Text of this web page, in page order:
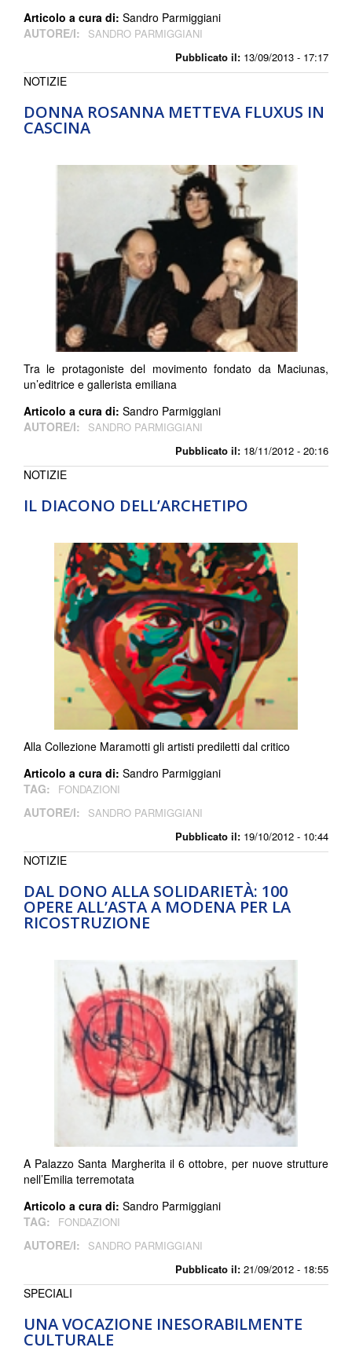
Pubblicato il: 13/09/2013 - 17:17
Articolo a cura di: Sandro Parmiggiani
AUTORE/I:
SANDRO PARMIGGIANI
DONNA ROSANNA METTEVA FLUXUS IN
CASCINA
Pubblicato il: 18/11/2012 - 20:16
NOTIZIE
Tra le protagoniste del movimento fondato da Maciunas,
un’editrice e gallerista emiliana
Articolo a cura di: Sandro Parmiggiani
AUTORE/I:
SANDRO PARMIGGIANI
IL DIACONO DELL’ARCHETIPO
Pubblicato il: 19/10/2012 - 10:44
NOTIZIE
Alla Collezione Maramotti gli artisti prediletti dal critico
Articolo a cura di: Sandro Parmiggiani
TAG:
FONDAZIONI
AUTORE/I: SANDRO PARMIGGIANI
DAL DONO ALLA SOLIDARIETÀ: 100
OPERE ALL’ASTA A MODENA PER LA
RICOSTRUZIONE
Pubblicato il: 21/09/2012 - 18:55
NOTIZIE
A Palazzo Santa Margherita il 6 ottobre, per nuove strutture
nell’Emilia terremotata
Articolo a cura di: Sandro Parmiggiani
TAG:
FONDAZIONI
AUTORE/I: SANDRO PARMIGGIANI
UNA VOCAZIONE INESORABILMENTE
CULTURALE
SPECIALI